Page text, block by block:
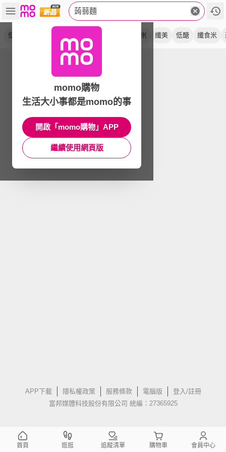
蒟蒻麵
低卡 蒟蒻米 纖美 低醣 纖食米
APP下載 隱私權政策 服務條款 電腦版
登入/註冊
富邦媒體科技股份有限公司 統編：27365925
momo購物
生活大小事都是momo的事
開啟「momo購物」APP
繼續使用網頁版
首頁 逛逛 追蹤清單 購物車 會員中心